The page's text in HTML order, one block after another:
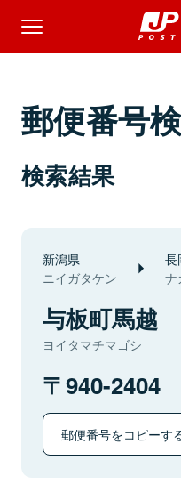
郵便番号
検索結果
新潟県
ニイガタケン
長
ナ
与板町馬越
ヨイタマチマゴシ
940-2404
郵便番号をコピーす